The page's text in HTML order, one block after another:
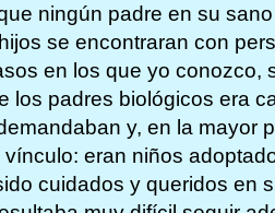
ningún padre en su
se encontraran con
en los que yo conozco,
los padres biológicos era
y, en la mayor
vínculo: eran niños
cuidados y queridos en